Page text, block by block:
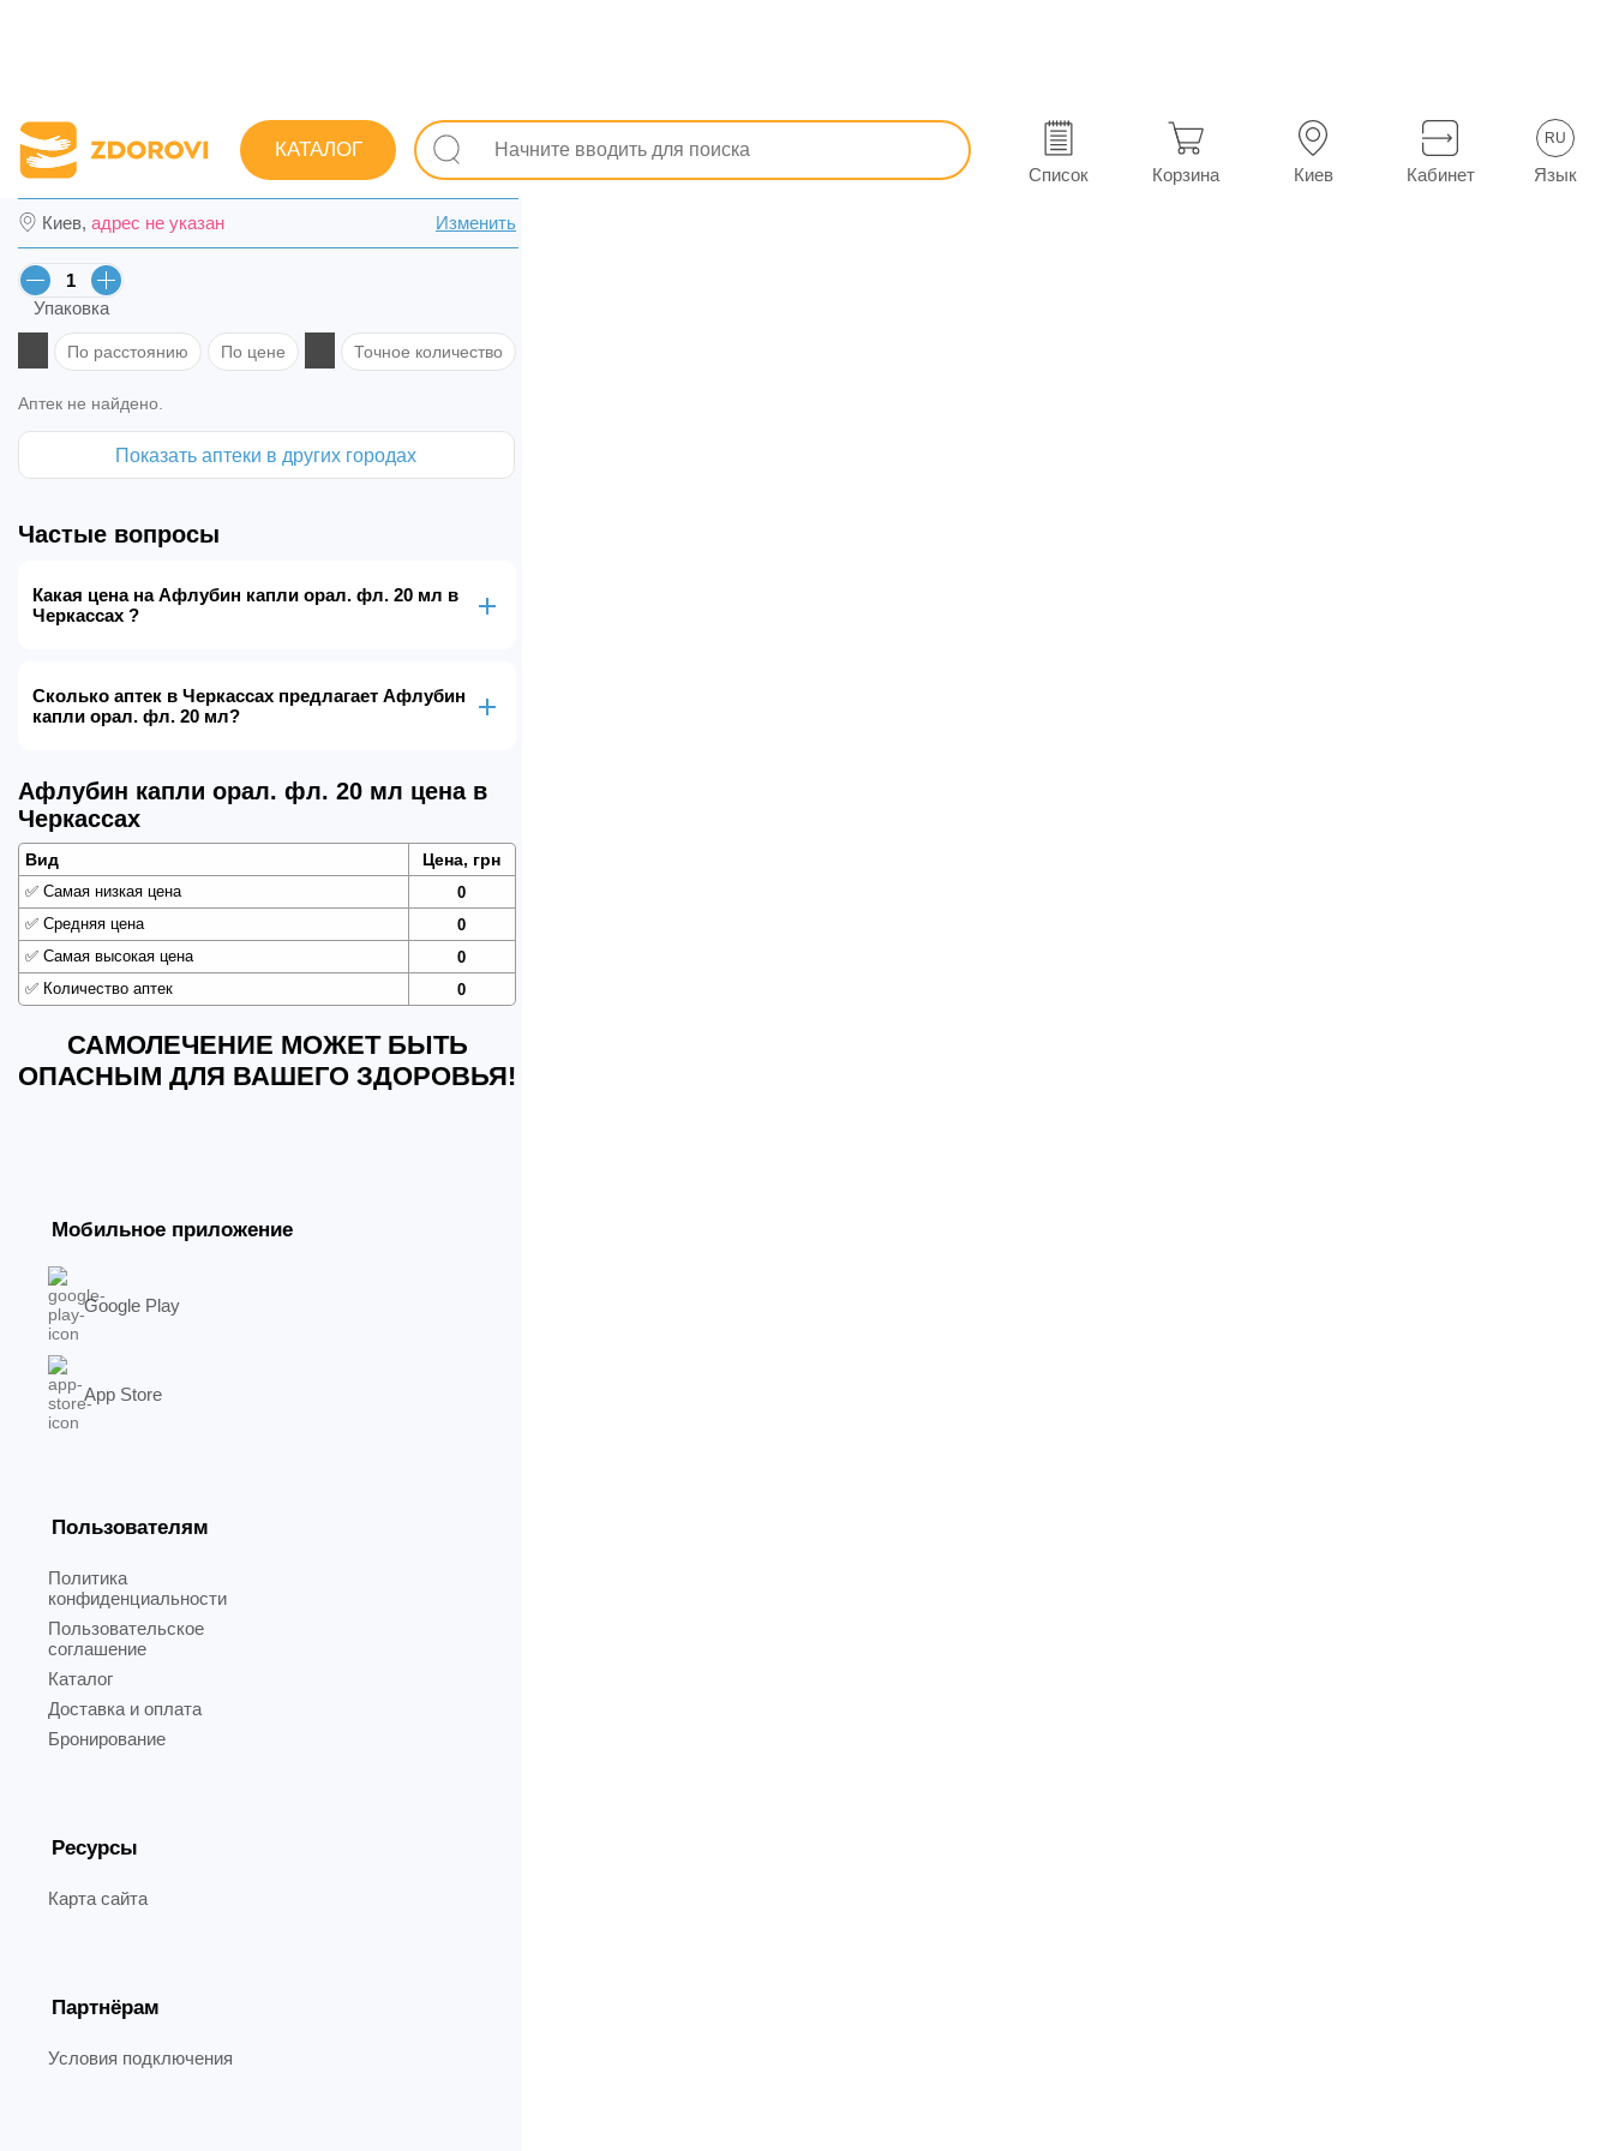
КАТАЛОГ
Список Корзина Киев Кабинет
RU
Язык
Поиск лекарств Лекарства Противопростудные (грипп, ОРЗ) Гомеопатические Профилактика гриппа Прочие гомеопатические препараты Афлубин капли орал. фл. 20
Афлубин капли орал. фл. 20 мл в Черкассах
Киев, адрес не указан Изменить
Упаковка
По расстоянию По цене Точное количество
Аптек не найдено.
Показать аптеки в других городах
Частые вопросы
Какая цена на Афлубин капли орал. фл. 20 мл в
Черкассах ?
Сколько аптек в Черкассах предлагает Афлубин
капли орал. фл. 20 мл?
Афлубин капли орал. фл. 20 мл цена в
Черкассах
Вид Цена, грн
✅ Самая низкая цена
0
✅ Средняя цена
0
✅ Самая высокая цена
0
✅ Количество аптек 0
САМОЛЕЧЕНИЕ МОЖЕТ БЫТЬ
ОПАСНЫМ ДЛЯ ВАШЕГО ЗДОРОВЬЯ!
Мобильное приложение
Google Play
App Store
Пользователям
Политика
конфиденциальности
Пользовательское
соглашение
Каталог
Доставка и оплата
Бронирование
Ресурсы
Карта сайта
Партнёрам
Условия подключения